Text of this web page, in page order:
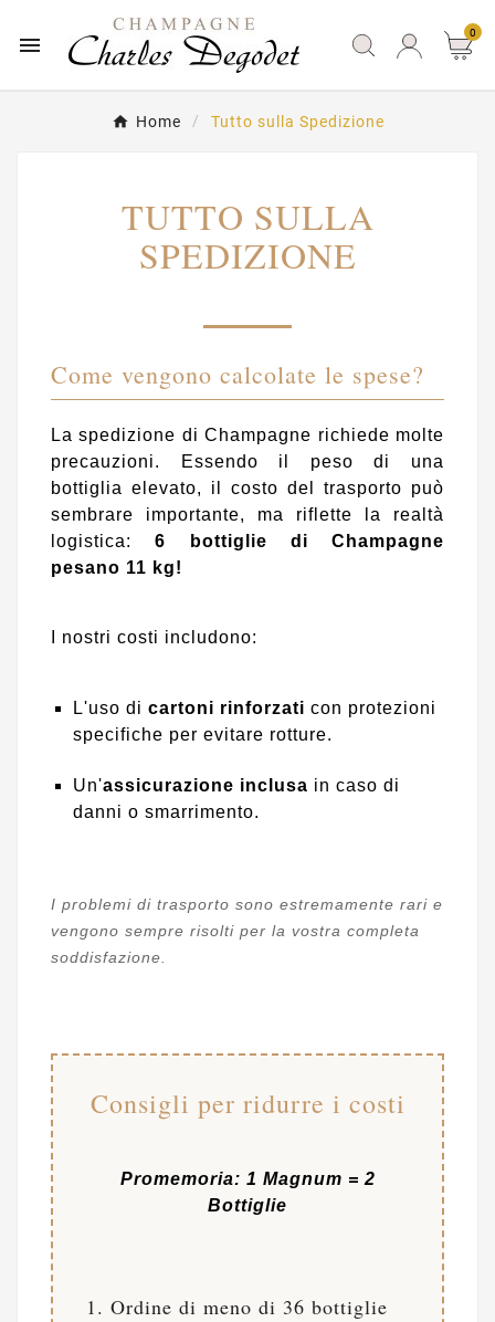
 0
Home Tutto sulla Spedizione
TUTTO SULLA
SPEDIZIONE
Come vengono calcolate le spese?
La spedizione di Champagne richiede molte
precauzioni. Essendo il peso di una
bottiglia elevato, il costo del trasporto può
sembrare importante, ma riflette la realtà
logistica:6 bottiglie di Champagne
pesano 11 kg!
I nostri costi includono:
L'uso di cartoni rinforzati con protezioni
specifiche per evitare rotture.
Un'assicurazione inclusa in caso di
danni o smarrimento.
I problemi di trasporto sono estremamente rari e
vengono sempre risolti per la vostra completa
soddisfazione.
Consigli per ridurre i costi
Promemoria: 1 Magnum = 2
Bottiglie
1. Ordine di meno di 36 bottiglie